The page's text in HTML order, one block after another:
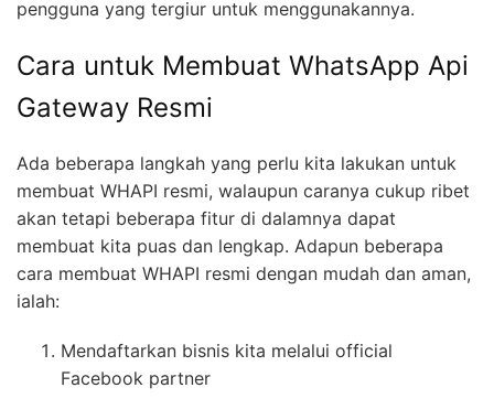
pengguna yang tergiur untuk menggunakannya.
Cara untuk Membuat WhatsApp Api
Gateway Resmi
Ada beberapa langkah yang perlu kita lakukan untuk
membuat WHAPI resmi, walaupun caranya cukup ribet
akan tetapi beberapa fitur di dalamnya dapat
membuat kita puas dan lengkap. Adapun beberapa
cara membuat WHAPI resmi dengan mudah dan aman,
ialah:
Mendaftarkan bisnis kita melalui official
Facebook partner